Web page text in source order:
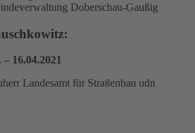
Doberschau-Gaußig
– 16.04.2021
Landesamt für Straßenbau udn